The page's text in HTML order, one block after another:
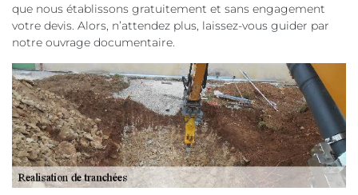
que nous établissons gratuitement et sans engagement
votre devis. Alors, n’attendez plus, laissez-vous guider par
notre ouvrage documentaire.